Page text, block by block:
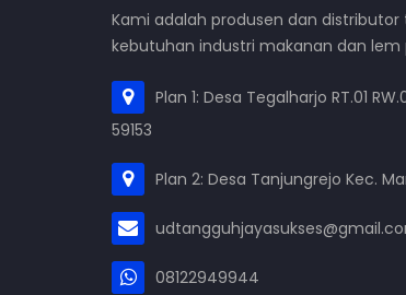
Kami adalah produsen dan
kebutuhan industri makanan dan lem
Plan 1: Desa Tegalharjo RT.01
59153
Plan 2: Desa Tanjungrejo Kec.
08122949944